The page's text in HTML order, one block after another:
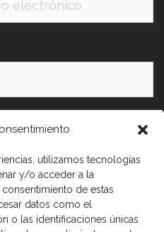
utilizamos tecnologías
y/o acceder a la
de estas
datos como el
o las identificaciones únicas